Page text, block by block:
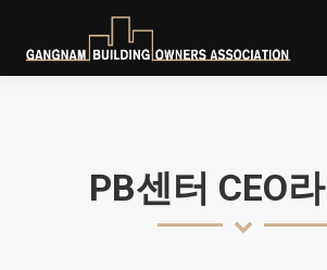
PB센터 CEO